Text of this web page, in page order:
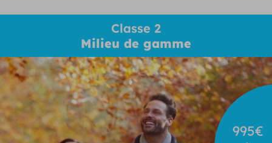
Classe 2
Milieu de gamme
995€